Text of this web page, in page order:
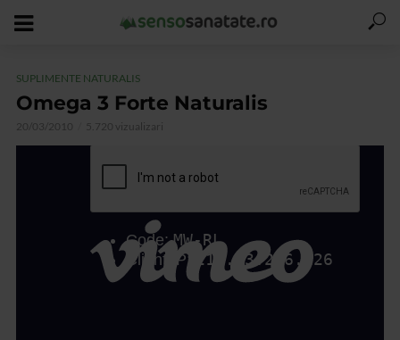
SUPLIMENTE NATURALIS
Omega 3 Forte Naturalis
20/03/2010 5.720 vizualizari